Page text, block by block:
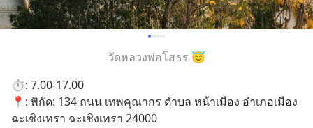
วัดหลวงพ่อโสธร 😇
⏱️: 7.00-17.00
📍: พิกัด: 134 ถนน เทพคุณากร ตำบล หน้าเมือง อำเภอเมือง
ฉะเชิงเทรา ฉะเชิงเทรา 24000